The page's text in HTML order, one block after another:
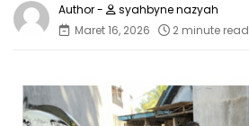
syahbyne nazyah
Maret 16, 2026
2 minute read